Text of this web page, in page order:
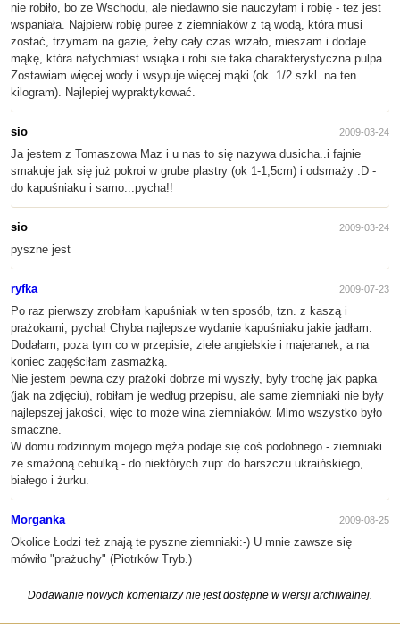
nie robiło, bo ze Wschodu, ale niedawno sie nauczyłam i robię - też jest
wspaniała. Najpierw robię puree z ziemniaków z tą wodą, która musi
zostać, trzymam na gazie, żeby cały czas wrzało, mieszam i dodaje
mąkę, która natychmiast wsiąka i robi sie taka charakterystyczna pulpa.
Zostawiam więcej wody i wsypuje więcej mąki (ok. 1/2 szkl. na ten
kilogram). Najlepiej wypraktykować.
sio 2009-03-24
Ja jestem z Tomaszowa Maz i u nas to się nazywa dusicha..i fajnie
smakuje jak się już pokroi w grube plastry (ok 1-1,5cm) i odsmaży :D -
do kapuśniaku i samo...pycha!!
sio 2009-03-24
pyszne jest
ryfka 2009-07-23
Po raz pierwszy zrobiłam kapuśniak w ten sposób, tzn. z kaszą i
prażokami, pycha! Chyba najlepsze wydanie kapuśniaku jakie jadłam.
Dodałam, poza tym co w przepisie, ziele angielskie i majeranek, a na
koniec zagęściłam zasmażką.
Nie jestem pewna czy prażoki dobrze mi wyszły, były trochę jak papka
(jak na zdjęciu), robiłam je według przepisu, ale same ziemniaki nie były
najlepszej jakości, więc to może wina ziemniaków. Mimo wszystko było
smaczne.
W domu rodzinnym mojego męża podaje się coś podobnego - ziemniaki
ze smażoną cebulką - do niektórych zup: do barszczu ukraińskiego,
białego i żurku.
Morganka 2009-08-25
Okolice Łodzi też znają te pyszne ziemniaki:-) U mnie zawsze się
mówiło "prażuchy" (Piotrków Tryb.)
Dodawanie nowych komentarzy nie jest dostępne w wersji archiwalnej.